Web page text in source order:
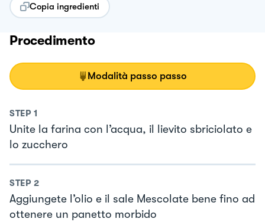
Copia ingredienti
Procedimento
Modalità passo passo
STEP 1
Unite la farina con l’acqua, il lievito sbriciolato e
lo zucchero
STEP 2
Aggiungete l’olio e il sale Mescolate bene fino ad
ottenere un panetto morbido